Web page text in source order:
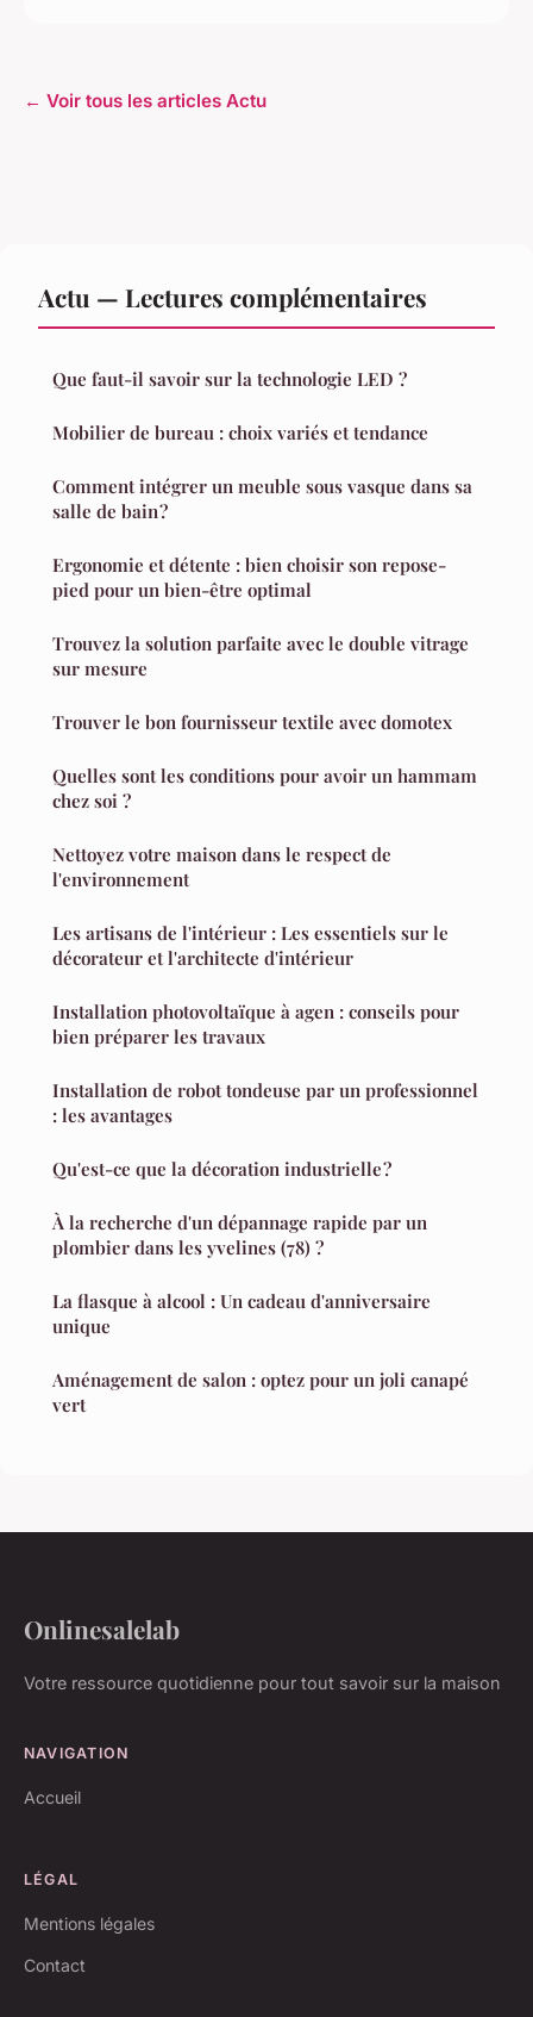
← Voir tous les articles Actu
Actu — Lectures complémentaires
Que faut-il savoir sur la technologie LED ?
Mobilier de bureau : choix variés et tendance
Comment intégrer un meuble sous vasque dans sa
salle de bain ?
Ergonomie et détente : bien choisir son repose-
pied pour un bien-être optimal
Trouvez la solution parfaite avec le double vitrage
sur mesure
Trouver le bon fournisseur textile avec domotex
Quelles sont les conditions pour avoir un hammam
chez soi ?
Nettoyez votre maison dans le respect de
l'environnement
Les artisans de l'intérieur : Les essentiels sur le
décorateur et l'architecte d'intérieur
Installation photovoltaïque à agen : conseils pour
bien préparer les travaux
Installation de robot tondeuse par un professionnel
: les avantages
Qu'est-ce que la décoration industrielle ?
À la recherche d'un dépannage rapide par un
plombier dans les yvelines (78) ?
La flasque à alcool : Un cadeau d'anniversaire
unique
Aménagement de salon : optez pour un joli canapé
vert
Onlinesalelab
Votre ressource quotidienne pour tout savoir sur la maison
NAVIGATION
Accueil
LÉGAL
Mentions légales
Contact